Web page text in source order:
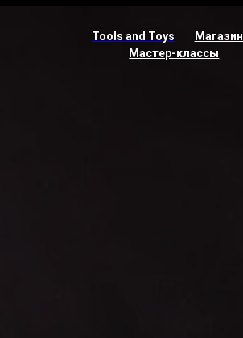
Tools and Toys Магазин
Мастер-классы